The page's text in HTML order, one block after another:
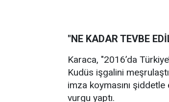
"NE KADAR TEVBE
Karaca, "2016’da
Kudüs işgalini
imza koymasını
vurgu yaptı.